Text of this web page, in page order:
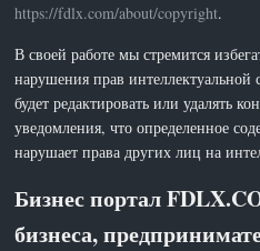
https://fdlx.com/about/copyright.
В своей работе мы стремится
нарушения прав
будет редактировать или удалять
уведомления, что определенное
нарушает права других лиц на
Бизнес портал
бизнеса,